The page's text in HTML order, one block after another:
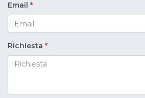
Email *
Richiesta *